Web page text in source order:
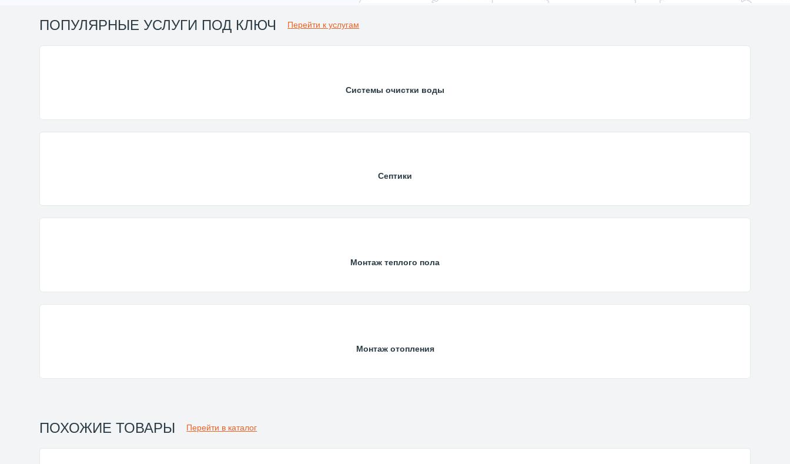
ПОПУЛЯРНЫЕ УСЛУГИ ПОД КЛЮЧ Перейти к услугам
Системы очистки воды
Септики
Монтаж теплого пола
Монтаж отопления
ПОХОЖИЕ ТОВАРЫ Перейти в каталог